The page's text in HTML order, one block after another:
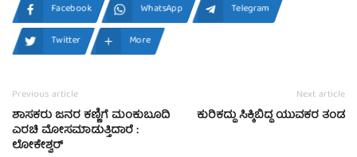
Facebook WhatsApp
Telegram
Twitter
More
Previous article
ಶಾಸಕರು ಜನರ ಕಣ್ಣಿಗೆ ಮಂಕುಬೂದಿ
ಎರಚಿ ಮೋಸಮಾಡುತ್ತಿದಾರೆ :
ಲೋಕೇಶ್ವರ್
Next article
ಕುರಿಕದ್ದು ಸಿಕ್ಕಿಬಿದ್ದ ಯುವಕರ ತಂಡ